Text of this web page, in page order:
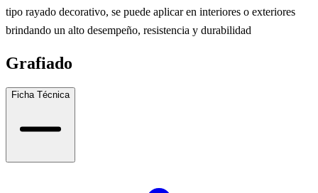
tipo rayado decorativo, se puede aplicar en interiores o exteriores
brindando un alto desempeño, resistencia y durabilidad
Grafiado
Ficha Técnica